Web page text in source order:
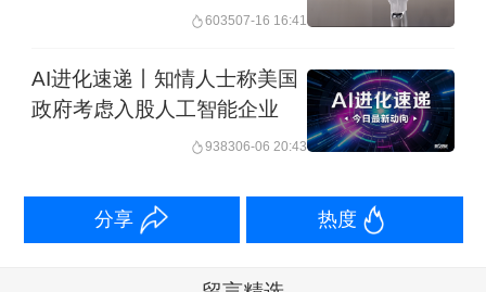
603507-16 16:41
AI进化速递丨知情人士称美国
政府考虑入股人工智能企业
938306-06 20:43
分享 热度